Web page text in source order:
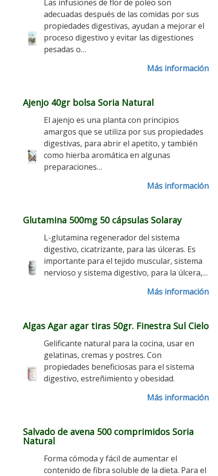
Las infusiones de flor de poleo son
adecuadas después de las comidas por sus
propiedades digestivas, ayudan a mejorar el
proceso digestivo y evitar las digestiones
pesadas o…
Más información
Ajenjo 40gr bolsa Soria Natural
El ajenjo es una planta con principios
amargos que se utiliza por sus propiedades
digestivas, para abrir el apetito, y también
como hierba aromática en algunas
preparaciones…
Más información
Glutamina 500mg 50 cápsulas Solaray
L-glutamina regenerador del sistema
digestivo, cicatrizante, para las úlceras. Es
importante para el tejido muscular, sistema
nervioso y sistema digestivo, para la úlcera,…
Más información
Algas Agar agar tiras 50gr. Finestra Sul Cielo
Gelificante natural para la cocina, usar en
gelatinas, cremas y postres. Con
propiedades beneficiosas para el sistema
digestivo, estreñimiento y obesidad.
Más información
Salvado de avena 500 comprimidos Soria
Natural
Forma cómoda y fácil de aumentar el
contenido de fibra soluble de la dieta. Para el